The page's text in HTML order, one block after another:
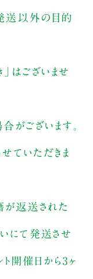
送以外の目的
はございませ
がございます。
ていただきま
が返送された
にて発送させ
ト開催日から3ヶ